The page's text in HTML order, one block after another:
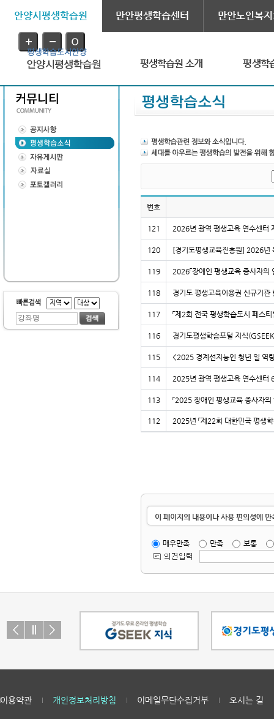
안양시평생학습원 만안평생학습센터 만안노인복
평생학습원 소개 평생학
번호
121 2026년 광역 평생교육 연수센터
120 [경기도평생교육진흥원] 2026년
119 2026「장애인 평생교육 종사자
118 경기도 평생교육이용권 신규기관
117 「제2회 전국 평생학습도시 페스
116 경기도평생학습포털 지식
115 <2025 경계선지능인 청년 일 역
114 2025년 광역 평생교육 연수센터
113 「2025 장애인 평생교육 종사자
112 2025년 「제22회 대한민국 평생
이 페이지의 내용이나 사용 편의성에
매우만족 만족 보통
이용약관 개인정보처리방침 이메일무단수집거부 오시는 길